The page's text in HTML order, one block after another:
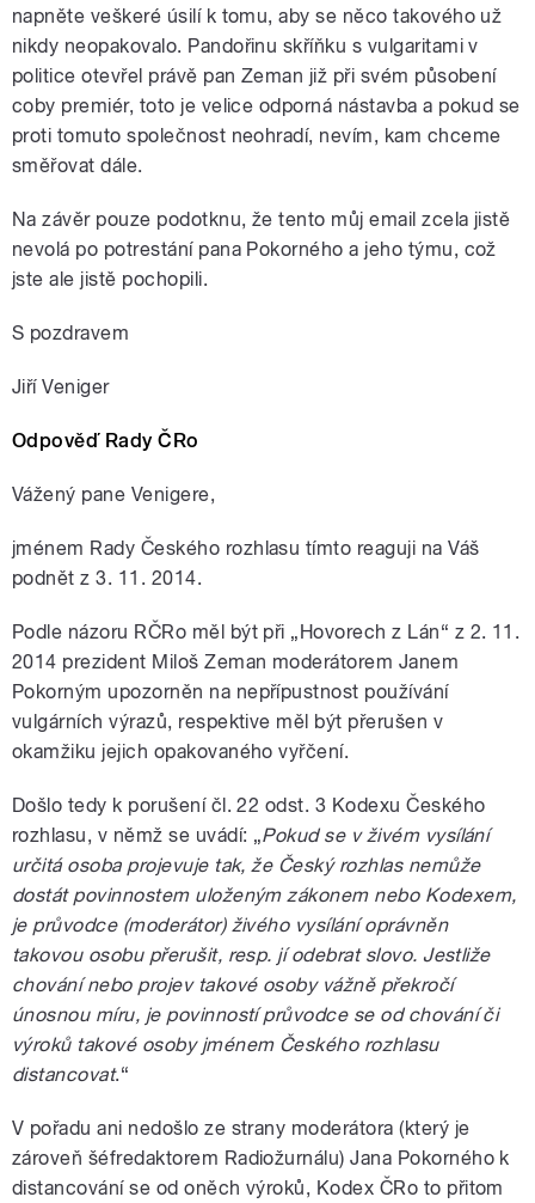
napněte veškeré úsilí k tomu, aby se něco takového už
nikdy neopakovalo. Pandořinu skříňku s vulgaritami v
politice otevřel právě pan Zeman již při svém působení
coby premiér, toto je velice odporná nástavba a pokud se
proti tomuto společnost neohradí, nevím, kam chceme
směřovat dále.
Na závěr pouze podotknu, že tento můj email zcela jistě
nevolá po potrestání pana Pokorného a jeho týmu, což
jste ale jistě pochopili.
S pozdravem
Jiří Veniger
Odpověď Rady ČRo
Vážený pane Venigere,
jménem Rady Českého rozhlasu tímto reaguji na Váš
podnět z 3. 11. 2014.
Podle názoru RČRo měl být při „Hovorech z Lán“ z 2. 11.
2014 prezident Miloš Zeman moderátorem Janem
Pokorným upozorněn na nepřípustnost používání
vulgárních výrazů, respektive měl být přerušen v
okamžiku jejich opakovaného vyřčení.
Došlo tedy k porušení čl. 22 odst. 3 Kodexu Českého
rozhlasu, v němž se uvádí: „Pokud se v živém vysílání
určitá osoba projevuje tak, že Český rozhlas nemůže
dostát povinnostem uloženým zákonem nebo Kodexem,
je průvodce (moderátor) živého vysílání oprávněn
takovou osobu přerušit, resp. jí odebrat slovo. Jestliže
chování nebo projev takové osoby vážně překročí
únosnou míru, je povinností průvodce se od chování či
výroků takové osoby jménem Českého rozhlasu
distancovat.“
V pořadu ani nedošlo ze strany moderátora (který je
zároveň šéfredaktorem Radiožurnálu) Jana Pokorného k
distancování se od oněch výroků, Kodex ČRo to přitom